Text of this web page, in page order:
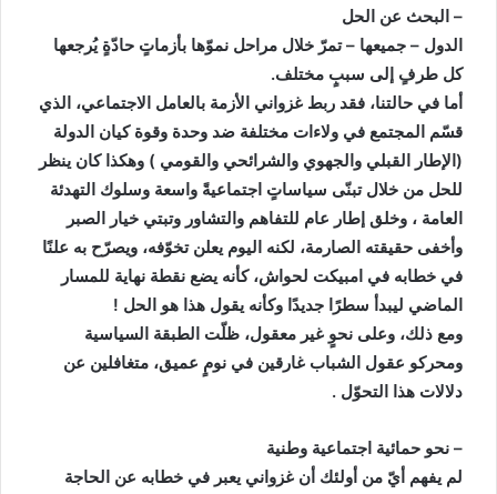
– البحث عن الحل
الدول – جميعها – تمرّ خلال مراحل نموّها بأزماتٍ حادّةٍ يُرجعها
كل طرفٍ إلى سببٍ مختلف.
أما في حالتنا، فقد ربط غزواني الأزمة بالعامل الاجتماعي، الذي
قسّم المجتمع في ولاءات مختلفة ضد وحدة وقوة كيان الدولة
(الإطار القبلي والجهوي والشرائحي والقومي ) وهكذا كان ينظر
للحل من خلال تبنّى سياساتٍ اجتماعيةً واسعة وسلوك التهدئة
العامة ، وخلق إطار عام للتفاهم والتشاور وتبتي خيار الصبر
وأخفى حقيقته الصارمة، لكنه اليوم يعلن تخوّفه، ويصرّح به علنًا
في خطابه في امبيكت لحواش، كأنه يضع نقطة نهاية للمسار
الماضي ليبدأ سطرًا جديدًا وكأنه يقول هذا هو الحل !
ومع ذلك، وعلى نحوٍ غير معقول، ظلّت الطبقة السياسية
ومحركو عقول الشباب غارقين في نومٍ عميق، متغافلين عن
دلالات هذا التحوّل .
– نحو حمائية اجتماعية وطنية
لم يفهم أيّ من أولئك أن غزواني يعبر في خطابه عن الحاجة